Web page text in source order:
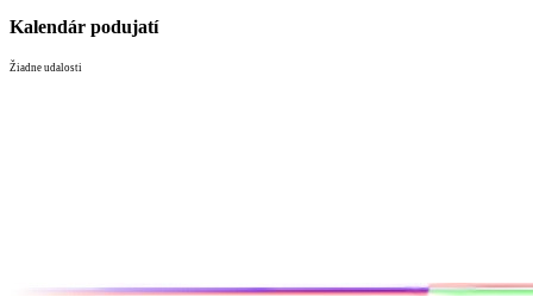
Kalendár podujatí
Žiadne udalosti